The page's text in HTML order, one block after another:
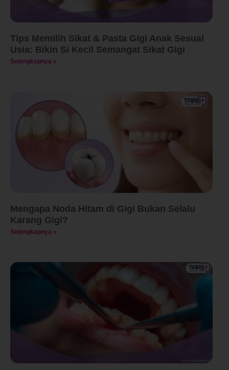
Tips Memilih Sikat & Pasta Gigi Anak Sesuai
Usia: Bikin Si Kecil Semangat Sikat Gigi
Selengkapnya »
Mengapa Noda Hitam di Gigi Bukan Selalu
Karang Gigi?
Selengkapnya »